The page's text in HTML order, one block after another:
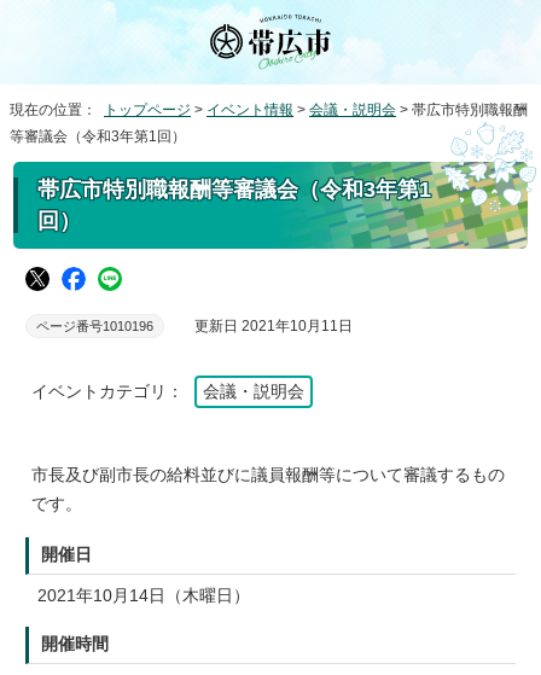
現在の位置： トップページ > イベント情報 > 会議・説明会 > 帯広市特別職報酬
等審議会（令和3年第1回）
帯広市特別職報酬等審議会（令和3年第1
回）
ページ番号1010196 更新日 2021年10月11日
イベントカテゴリ： 会議・説明会
市長及び副市長の給料並びに議員報酬等について審議するもの
です。
開催日
2021年10月14日（木曜日）
開催時間